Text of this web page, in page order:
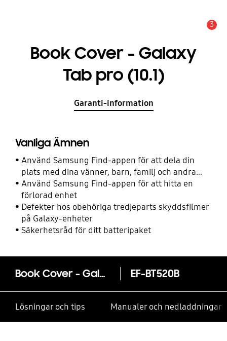
3
Book Cover - Galaxy
Tab pro (10.1)
Garanti-information
Vanliga Ämnen
Använd Samsung Find-appen för att dela din
plats med dina vänner, barn, familj och andra
kontakter
Använd Samsung Find-appen för att hitta en
förlorad enhet
Defekter hos obehöriga tredjeparts skyddsfilmer
på Galaxy-enheter
Säkerhetsråd för ditt batteripaket
Book Cover - Galaxy Tab pro (10.1) EF-BT520B
Lösningar och tips Manualer och nedladdningar